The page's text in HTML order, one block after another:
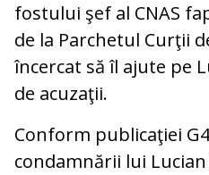
fostului şef al CNAS
de la Parchetul Curţii
încercat să îl ajute pe
de acuzaţii.
Conform publicaţiei
condamnării lui